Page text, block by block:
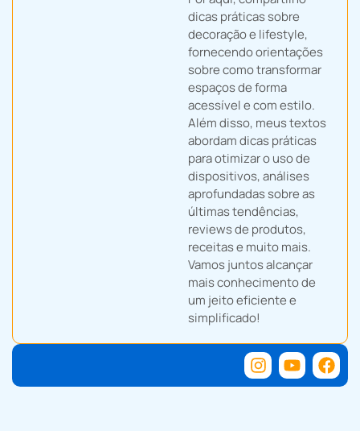
dicas práticas sobre
decoração e lifestyle,
fornecendo orientações
sobre como transformar
espaços de forma
acessível e com estilo.
Além disso, meus textos
abordam dicas práticas
para otimizar o uso de
dispositivos, análises
aprofundadas sobre as
últimas tendências,
reviews de produtos,
receitas e muito mais.
Vamos juntos alcançar
mais conhecimento de
um jeito eficiente e
simplificado!